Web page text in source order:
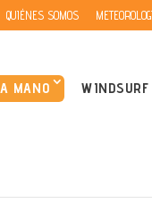
QUIÉNES SOMOS
MANO WINDSURF